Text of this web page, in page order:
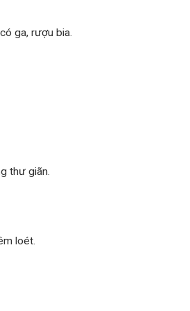
ga, rượu bia.
thư giãn.
loét.